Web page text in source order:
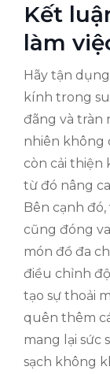
Kết
làm
Hãy tận
kính trong
đãng và tràn
nhiên không
còn cải thiện
từ đó nâng
Bên cạnh
cũng đóng
món đồ đa
điều chỉnh
tạo sự thoải
quên thêm
mang lại sức
sạch không